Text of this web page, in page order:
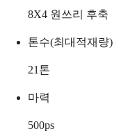
8X4 원쓰리 후축
톤수(최대적재량)
21 톤
마력
500ps